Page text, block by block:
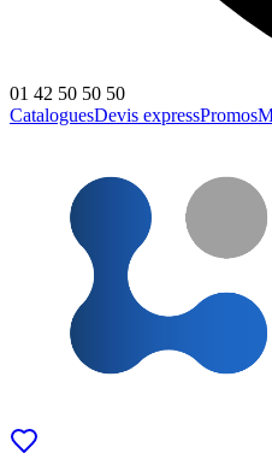
01 42 50 50 50
CataloguesDevis expressPromos